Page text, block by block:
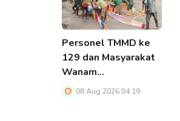
Personel TMMD ke
129 dan Masyarakat
Wanam…
08 Aug 2026 04:19